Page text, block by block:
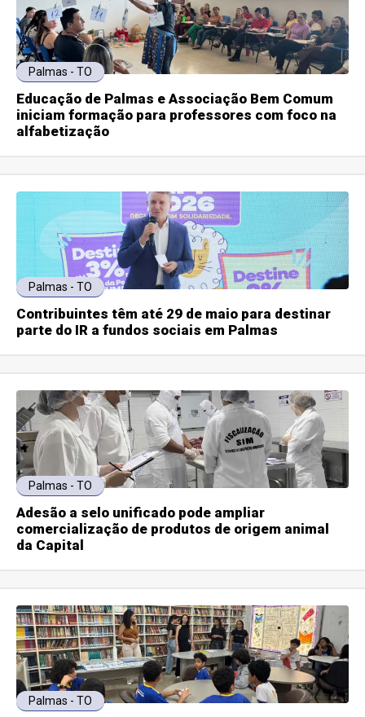
Palmas - TO
Educação de Palmas e Associação Bem Comum
iniciam formação para professores com foco na
alfabetização
Palmas - TO
Contribuintes têm até 29 de maio para destinar
parte do IR a fundos sociais em Palmas
Palmas - TO
Adesão a selo unificado pode ampliar
comercialização de produtos de origem animal
da Capital
Palmas - TO